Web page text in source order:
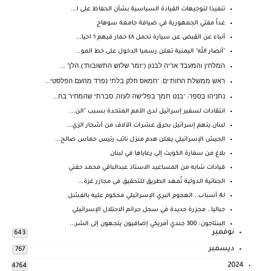
تنفيذا لتوجيهات القيادة السياسية بشأن الحفاظ على ا...
غداً مفتي الجمهورية في ضيافة جامعة سوهاج
أنباء عن القبض عن سيارة تحمل ٤٨ حمار فيهم ٦ احيا...
"أنصار الله" اليمنية تعلن رسميا الدخول على خط المو...
המלחין והמעבד אריה לבנון ("זמר שלוש התשובות") הלך ...
ראש ממשלת החות'ים: "חמאס חלק בלתי נפרד מהעם הפלסטי...
נתניהו בספר: "בנט תמך בפלישה לעזה, סברתי שהמחיר בח...
انتقادات لسفير إسرائيل لدى الأمم المتحدة بسبب "الن...
لبنان يتهم إسرائيل بحرق عشرات الآلاف من أشجار الزي...
الجيش الإسرائيلي يعلن هدم منزل نائب رئيس حماس صالح...
بلاغ من سفارة الكويت إلى رعاياها في لبنان
قيادات شابه من المساعيد الاستاذ عبدالباقي محمد حفني
الجنائية الدولية تٌمهد الطريق للتحقيق فى مجازر غزة...
لـ4 أسباب.. الهجوم البري الإسرائيلي محكوم عليه بالفشل
جباليا.. مجزرة جديدة في سجل جرائم الاحتلال الإسرائيلي
البنتاجون: 300 جندي أمريكي إضافيون يتجهون إلى الشر...
نوفمبر 643
ديسمبر 767
2024
4764